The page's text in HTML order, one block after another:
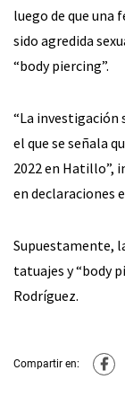
luego de que una
sido agredida
“body piercing”.
“La investigación
el que se señala
2022 en Hatillo”,
en declaraciones
Supuestamente,
tatuajes y “body
Rodríguez.
Compartir en: